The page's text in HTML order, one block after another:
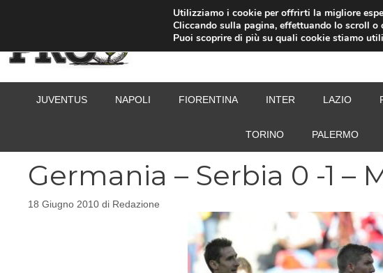
JUVENTUS NAPOLI FIORENTINA INTER LAZIO
TORINO PALERMO
Germania – Serbia 0 -1 –
18 Giugno 2010 di Redazione
Utilizziamo i cookie per offrirti la migliore
Cliccando sulla pagina, effettuando lo scroll
Puoi scoprire di più su quali cookie stiamo